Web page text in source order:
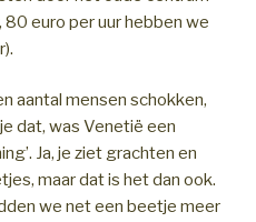
euro per uur hebben we
aantal mensen schokken,
dat, was Venetië een
Ja, je ziet grachten en
maar dat is het dan ook.
we net een beetje meer